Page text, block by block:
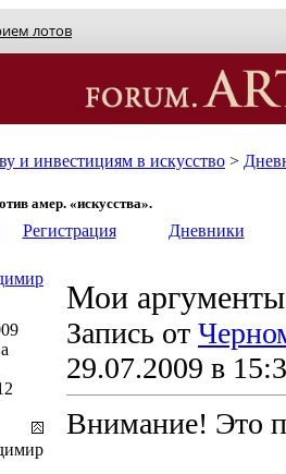
лотов
и инвестициям в искусство >
амер. «искусства».
Регистрация Дневники
Мои аргументы
Запись от
29.07.2009 в
Внимание! Это